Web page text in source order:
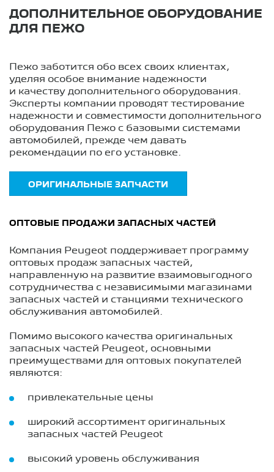
ДОПОЛНИТЕЛЬНОЕ ОБОРУДОВАНИЕ
ДЛЯ ПЕЖО
Пежо заботится обо всех своих клиентах,
уделяя особое внимание надежности
и качеству дополнительного оборудования.
Эксперты компании проводят тестирование
надежности и совместимости дополнительного
оборудования Пежо с базовыми системами
автомобилей, прежде чем давать
рекомендации по его установке.
ОРИГИНАЛЬНЫЕ ЗАПЧАСТИ
ОПТОВЫЕ ПРОДАЖИ ЗАПАСНЫХ ЧАСТЕЙ
Компания Peugeot поддерживает программу
оптовых продаж запасных частей,
направленную на развитие взаимовыгодного
сотрудничества с независимыми магазинами
запасных частей и станциями технического
обслуживания автомобилей.
Помимо высокого качества оригинальных
запасных частей Peugeot, основными
преимуществами для оптовых покупателей
являются:
привлекательные цены
широкий ассортимент оригинальных
запасных частей Peugeot
высокий уровень обслуживания